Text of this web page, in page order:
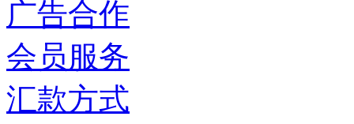
广告合作
会员服务
汇款方式